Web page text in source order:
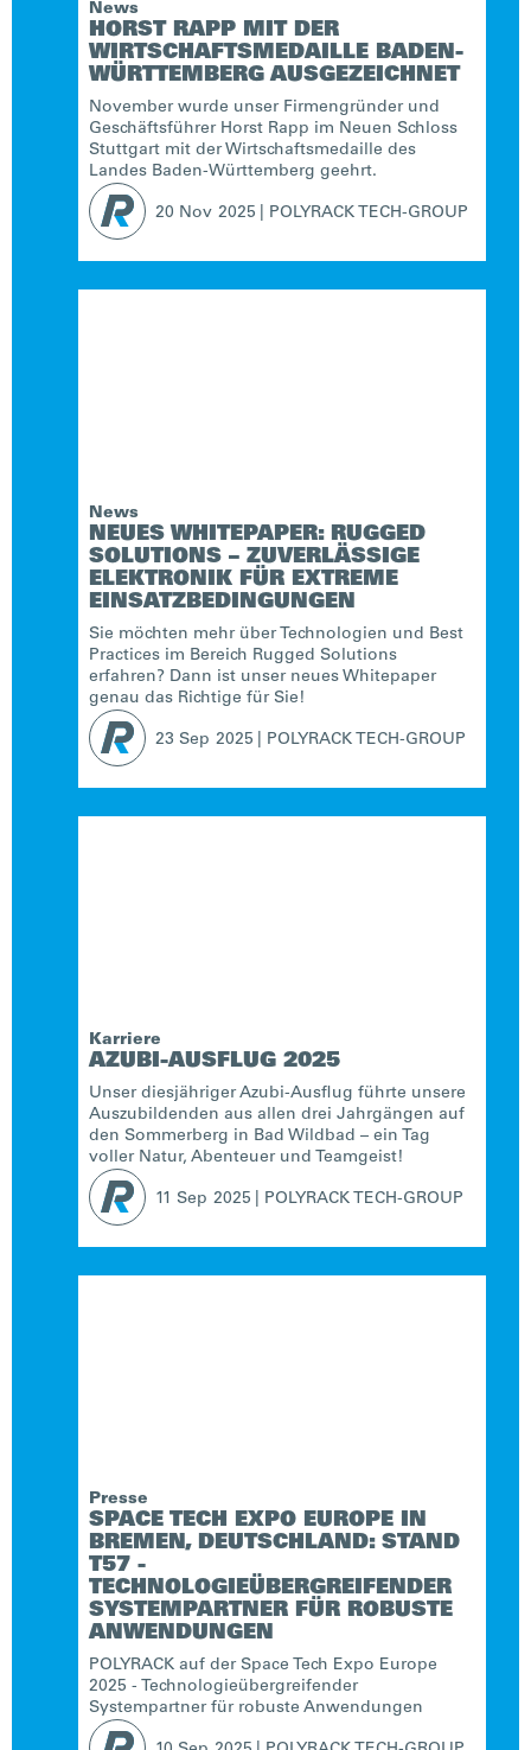
News
HORST RAPP MIT DER
WIRTSCHAFTSMEDAILLE BADEN-
WÜRTTEMBERG AUSGEZEICHNET
November wurde unser Firmengründer und
Geschäftsführer Horst Rapp im Neuen Schloss
Stuttgart mit der Wirtschaftsmedaille des
Landes Baden-Württemberg geehrt.
20 Nov 2025 POLYRACK TECH-GROUP
News
NEUES WHITEPAPER: RUGGED
SOLUTIONS – ZUVERLÄSSIGE
ELEKTRONIK FÜR EXTREME
EINSATZBEDINGUNGEN
Sie möchten mehr über Technologien und Best
Practices im Bereich Rugged Solutions
erfahren? Dann ist unser neues Whitepaper
genau das Richtige für Sie!
23 Sep 2025 POLYRACK TECH-GROUP
Karriere
AZUBI-AUSFLUG 2025
Unser diesjähriger Azubi-Ausflug führte unsere
Auszubildenden aus allen drei Jahrgängen auf
den Sommerberg in Bad Wildbad – ein Tag
voller Natur, Abenteuer und Teamgeist!
11 Sep 2025 POLYRACK TECH-GROUP
Presse
SPACE TECH EXPO EUROPE IN
BREMEN, DEUTSCHLAND: STAND
T57 -
TECHNOLOGIEÜBERGREIFENDER
SYSTEMPARTNER FÜR ROBUSTE
ANWENDUNGEN
POLYRACK auf der Space Tech Expo Europe
2025 - Technologieübergreifender
Systempartner für robuste Anwendungen